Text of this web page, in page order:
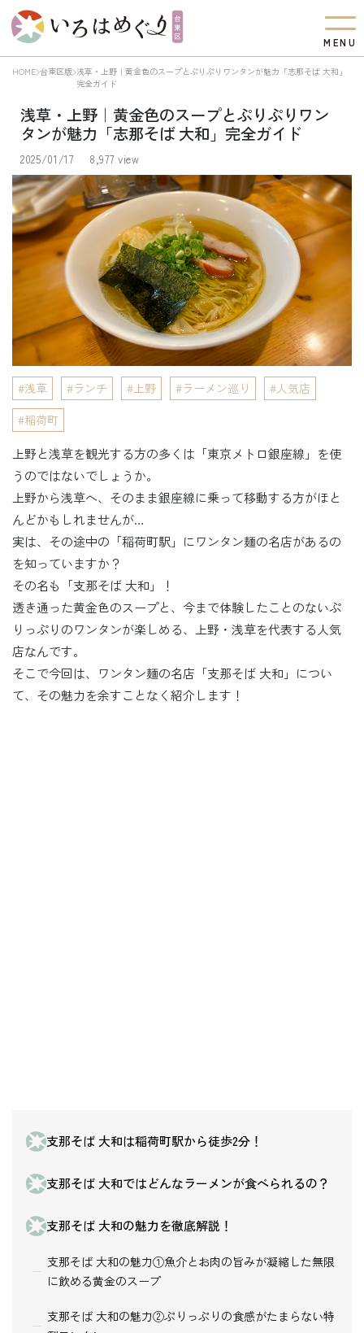
M EN U
HOME 台東区版 浅草・上野｜黄金色のスープとぷりぷりワンタンが魅力「志那そば 大和」
完全ガイド
浅草・上野｜黄金色のスープとぷりぷりワン
タンが魅力「志那そば 大和」完全ガイド
2025/01/17 8,977 view
浅草 ランチ 上野 ラーメン巡り
人気店
稲荷町
上野と浅草を観光する方の多くは「東京メトロ銀座線」を使
うのではないでしょうか。
上野から浅草へ、そのまま銀座線に乗って移動する方がほと
んどかもしれませんが…
実は、その途中の「稲荷町駅」にワンタン麺の名店があるの
を知っていますか？
その名も「支那そば 大和」！
透き通った黄金色のスープと、今まで体験したことのないぷ
りっぷりのワンタンが楽しめる、上野・浅草を代表する人気
店なんです。
そこで今回は、ワンタン麺の名店「支那そば 大和」につい
て、その魅力を余すことなく紹介します！
支那そば 大和は稲荷町駅から徒歩2分！
支那そば 大和ではどんなラーメンが食べられるの？
支那そば 大和の魅力を徹底解説！
支那そば 大和の魅力①魚介とお肉の旨みが凝縮した無限
に飲める黄金のスープ
支那そば 大和の魅力②ぷりっぷりの食感がたまらない特